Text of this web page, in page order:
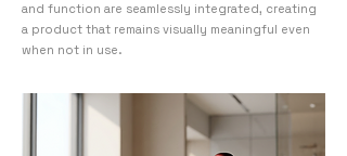
and function are seamlessly integrated, creating
a product that remains visually meaningful even
when not in use.